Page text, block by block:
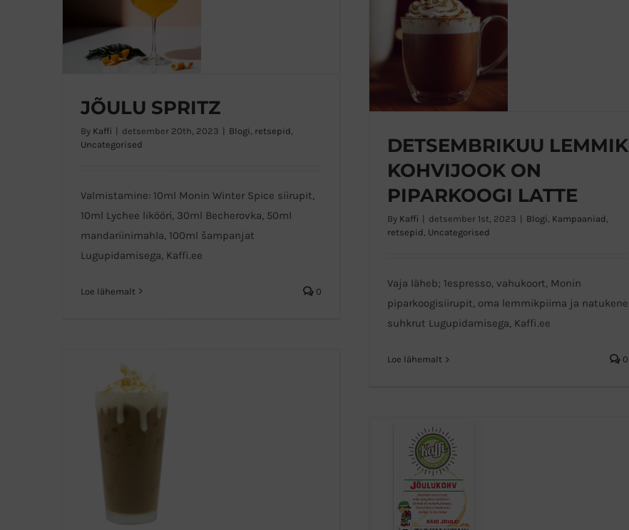
JÕULU SPRITZ
By Kaffi detsember 20th, 2023 Blogi retsepid
Uncategorised
Valmistamine: 10ml Monin Winter Spice siirupit,
10ml Lychee likööri, 30ml Becherovka, 50ml
mandariinimahla, 100ml šampanjat
Lugupidamisega, Kaffi.ee
Loe lähemalt 0
DETSEMBRIKUU LEMMIK KOHVIJOOK ON
PIPARKOOGI LATTE
DETSEMBRIKUU LEMMIK
KOHVIJOOK ON
PIPARKOOGI LATTE
By Kaffi detsember 1st, 2023 Blogi, Kampaaniad,
retsepid, Uncategorised
Vaja läheb; 1espresso, vahukoort, Monin
piparkoogisiirupit, oma lemmikpiima ja natukene
suhkrut Lugupidamisega, Kaffi.ee
Loe lähemalt 0